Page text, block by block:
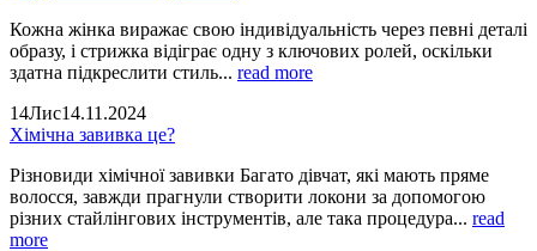
Кожна жінка виражає свою індивідуальність через певні деталі
образу, і стрижка відіграє одну з ключових ролей, оскільки
здатна підкреслити стиль... read more
14Лис14.11.2024
Хімічна завивка це?
Різновиди хімічної завивки Багато дівчат, які мають пряме
волосся, завжди прагнули створити локони за допомогою
різних стайлінгових інструментів, але така процедура... read
more